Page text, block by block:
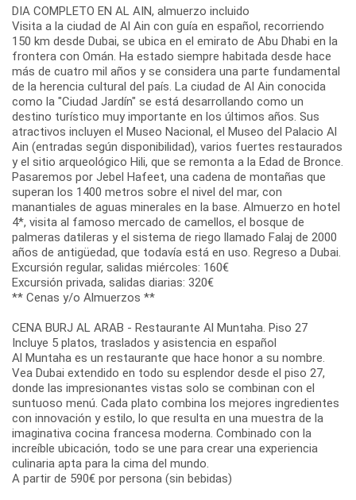
DIA COMPLETO EN AL AIN, almuerzo incluido
Visita a la ciudad de Al Ain con guía en español, recorriendo
150 km desde Dubai, se ubica en el emirato de Abu Dhabi en la
frontera con Omán. Ha estado siempre habitada desde hace
más de cuatro mil años y se considera una parte fundamental
de la herencia cultural del país. La ciudad de Al Ain conocida
como la "Ciudad Jardín" se está desarrollando como un
destino turístico muy importante en los últimos años. Sus
atractivos incluyen el Museo Nacional, el Museo del Palacio Al
Ain (entradas según disponibilidad), varios fuertes restaurados
y el sitio arqueológico Hili, que se remonta a la Edad de Bronce.
Pasaremos por Jebel Hafeet, una cadena de montañas que
superan los 1400 metros sobre el nivel del mar, con
manantiales de aguas minerales en la base. Almuerzo en hotel
4*, visita al famoso mercado de camellos, el bosque de
palmeras datileras y el sistema de riego llamado Falaj de 2000
años de antigüedad, que todavía está en uso. Regreso a Dubai.
Excursión regular, salidas miércoles: 160€
Excursión privada, salidas diarias: 320€
** Cenas y/o Almuerzos **
CENA BURJ AL ARAB - Restaurante Al Muntaha. Piso 27
Incluye 5 platos, traslados y asistencia en español
Al Muntaha es un restaurante que hace honor a su nombre.
Vea Dubai extendido en todo su esplendor desde el piso 27,
donde las impresionantes vistas solo se combinan con el
suntuoso menú. Cada plato combina los mejores ingredientes
con innovación y estilo, lo que resulta en una muestra de la
imaginativa cocina francesa moderna. Combinado con la
increíble ubicación, todo se une para crear una experiencia
culinaria apta para la cima del mundo.
A partir de 590€ por persona (sin bebidas)